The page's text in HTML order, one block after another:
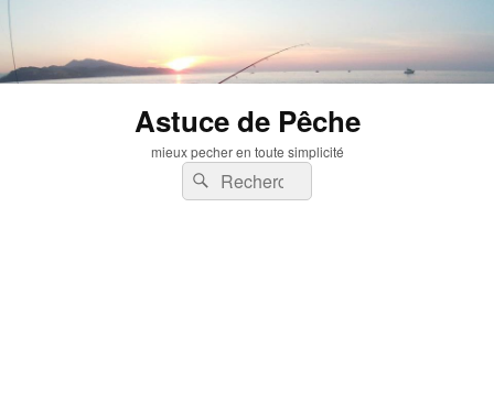
Astuce de Pêche
mieux pecher en toute simplicité
Recherche :
Rechercher